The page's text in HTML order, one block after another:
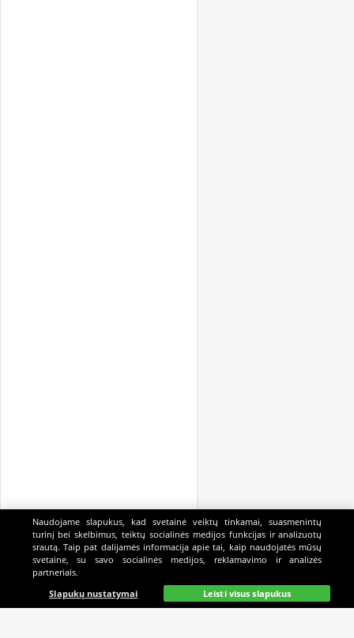
Pagrindinis Gyvai Paieška Mano Kazino
Naudojame slapukus, kad svetainė veiktų tinkamai, suasmenintų
turinį bei skelbimus, teiktų socialinės medijos funkcijas ir analizuotų
srautą. Taip pat dalijamės informacija apie tai, kaip naudojatės mūsų
svetaine, su savo socialinės medijos, reklamavimo ir analizės
partneriais.
Slapukų nustatymai
Leisti visus slapukus